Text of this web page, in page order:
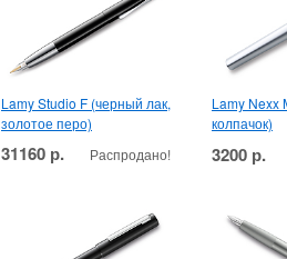
Lamy Studio F (черный лак,
золотое перо)
31160 р. Распродано!
Lamy Nexx
колпачок)
3200 р.